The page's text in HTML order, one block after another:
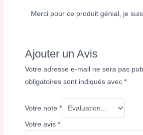
Merci pour ce produit génial, je
Ajouter un Avis
Votre adresse e-mail ne sera pas
obligatoires sont indiqués avec*
Votre note*
Votre avis*